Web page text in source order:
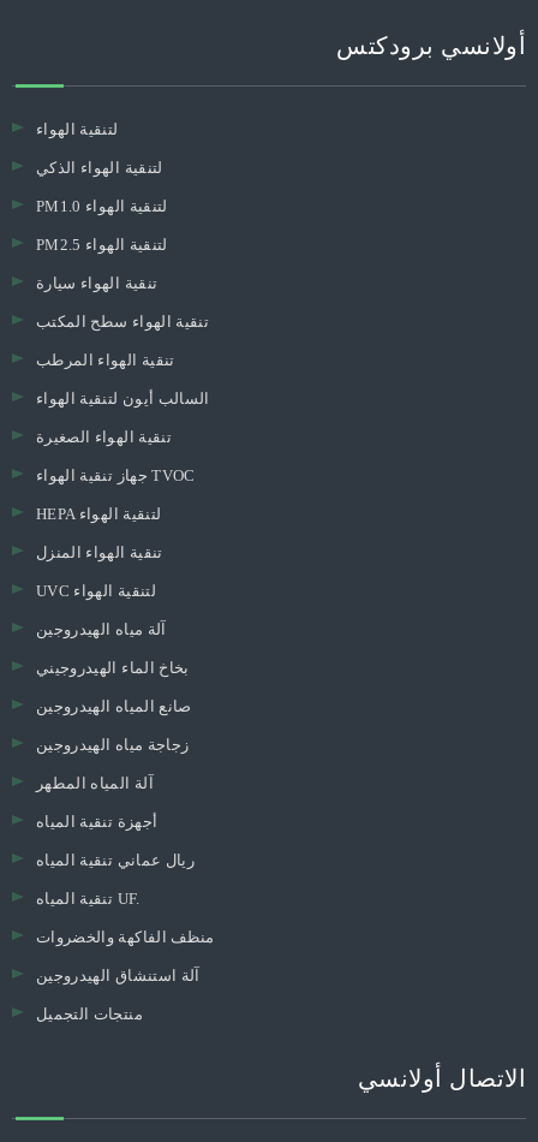
أولانسي برودكتس
لتنقية الهواء
لتنقية الهواء الذكي
PM1.0 لتنقية الهواء
PM2.5 لتنقية الهواء
تنقية الهواء سيارة
تنقية الهواء سطح المكتب
تنقية الهواء المرطب
السالب أيون لتنقية الهواء
تنقية الهواء الصغيرة
جهاز تنقية الهواء TVOC
HEPA لتنقية الهواء
تنقية الهواء المنزل
UVC لتنقية الهواء
آلة مياه الهيدروجين
بخاخ الماء الهيدروجيني
صانع المياه الهيدروجين
زجاجة مياه الهيدروجين
آلة المياه المطهر
أجهزة تنقية المياه
ريال عماني تنقية المياه
تنقية المياه UF.
منظف ​​الفاكهة والخضروات
آلة استنشاق الهيدروجين
منتجات التجميل
الاتصال أولانسي